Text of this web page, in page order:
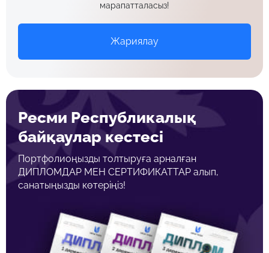
марапатталасыз!
Жариялау
Ресми Республикалық
байқаулар кестесі
Портфолиоңызды толтыруға арналған
ДИПЛОМДАР МЕН СЕРТИФИКАТТАР алып,
санатыңызды көтеріңіз!